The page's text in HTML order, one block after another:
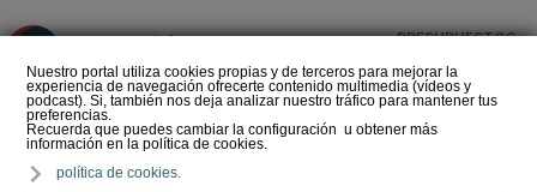
Nuestro portal utiliza cookies propias y de terceros para mejorar la
experiencia de navegación ofrecerte contenido multimedia (vídeos y
podcast). Si, también nos deja analizar nuestro tráfico para mantener tus
preferencias.
Recuerda que puedes cambiar la configuración u obtener más
información en la política de cookies.
política de cookies.
PRESUPUESTOS